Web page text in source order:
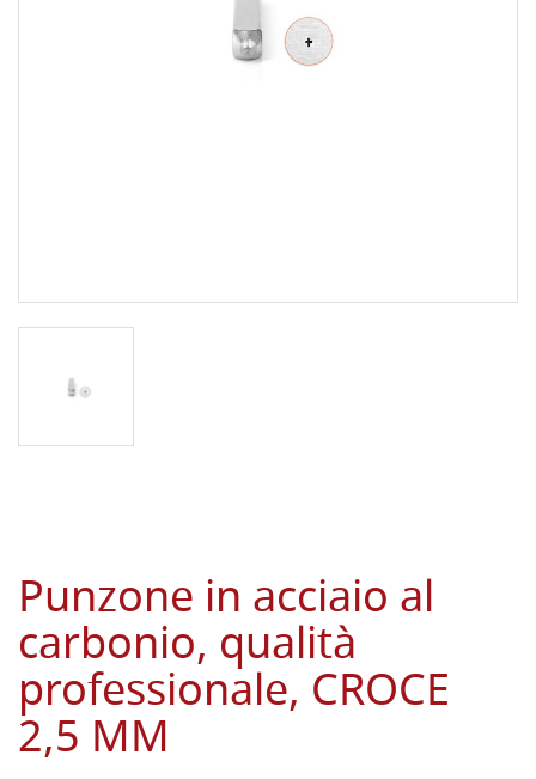
Punzone in acciaio al
carbonio, qualità
professionale, CROCE
2,5 MM